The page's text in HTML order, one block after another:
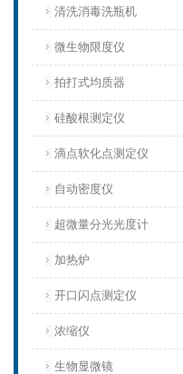
清洗消毒洗瓶机
微生物限度仪
拍打式均质器
硅酸根测定仪
滴点软化点测定仪
自动密度仪
超微量分光光度计
加热炉
开口闪点测定仪
浓缩仪
生物显微镜